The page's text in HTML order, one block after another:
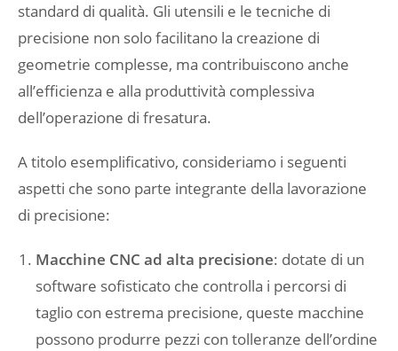
standard di qualità. Gli utensili e le tecniche di
precisione non solo facilitano la creazione di
geometrie complesse, ma contribuiscono anche
all’efficienza e alla produttività complessiva
dell’operazione di fresatura.
A titolo esemplificativo, consideriamo i seguenti
aspetti che sono parte integrante della lavorazione
di precisione:
Macchine CNC ad alta precisione: dotate di un
software sofisticato che controlla i percorsi di
taglio con estrema precisione, queste macchine
possono produrre pezzi con tolleranze dell’ordine